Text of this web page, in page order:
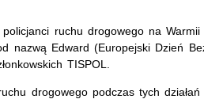
ruchu drogowego na
nazwą Edward (Europejski Dzień
TISPOL.
drogowego podczas tych